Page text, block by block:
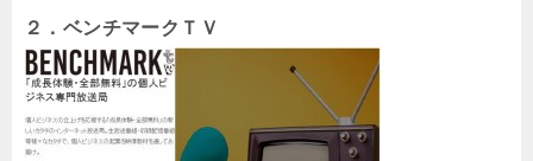
２．ベンチマークＴＶ